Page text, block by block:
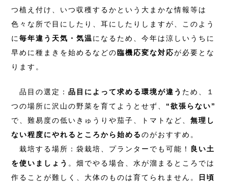
つ植え付け、いつ収穫するかという大まかな情報等は
色々な所で目にしたり、耳にしたりしますが、このよう
に毎年違う天気・気温 になるため、今年は涼しいうちに
早めに種まきを始めるなどの臨機応変な対応が必要とな
ります。
品目の選定：品目によって求める環境が違う ため、１
つの場所に沢山の野菜を育てようとせず、 “欲張らない”
で、難易度の低いきゅうりや茄子、トマトなど、無理し
ない程度にやれるところから始めるのがおすすめ。
栽培する場所：袋栽培、プランターでも可能！ 良い土
を使いましょう 。畑でやる場合、水が溜まるところでは
作ることが難しく、大体のものは育てられません。
日頃